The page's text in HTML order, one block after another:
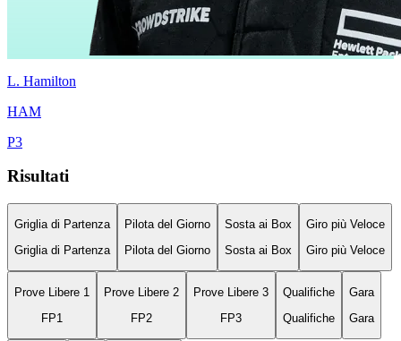
L. Hamilton
HAM
P3
Risultati
Griglia di Partenza
Griglia di Partenza
Pilota del Giorno
Pilota del Giorno
Sosta ai Box
Sosta ai Box
Giro più Veloce
Giro più Veloce
Prove Libere 1
FP1
Prove Libere 2
FP2
Prove Libere 3
FP3
Qualifiche
Qualifiche
Gara
Gara